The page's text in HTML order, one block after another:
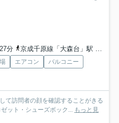
分
京成千原線「大森台」駅 徒歩25分
エアコン
バルコニー
て訪問者の顔を確認することがきる
ット・シューズボック...
もっと見